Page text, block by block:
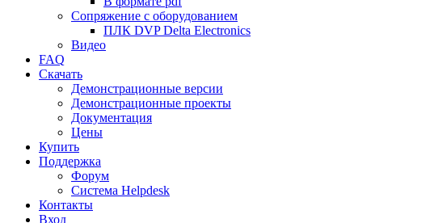
Сопряжение с оборудованием
ПЛК DVP Delta Electronics
Видео
FAQ
Скачать
Демонстрационные версии
Демонстрационные проекты
Документация
Цены
Купить
Поддержка
Форум
Система Helpdesk
Контакты
Вход